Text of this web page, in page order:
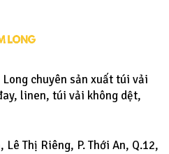
chuyên sản xuất túi vải
linen, túi vải không dệt,
Lê Thị Riêng, P. Thới An, Q.12,